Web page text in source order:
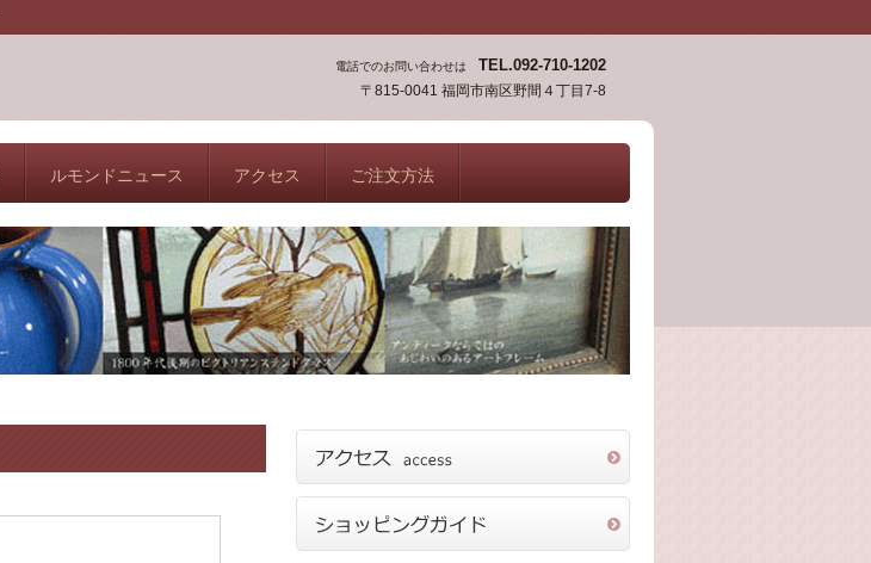
電話でのお問い合わせは TEL.092-710-1202
〒815-0041 福岡市南区野間４丁目7-8
ルモンドニュース アクセス ご注文方法